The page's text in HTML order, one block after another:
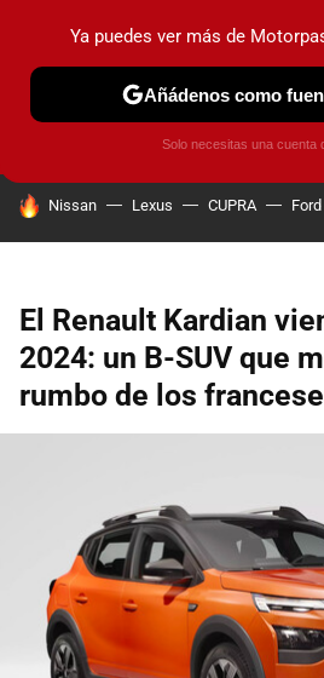
PRUEBAS INDUSTRIA HOY
HOY SE HABLA DE
Nissan Lexus CUPRA Ford
El Renault Kardian
2024: un B-SUV que
rumbo de los
Ya puedes ver más de
Añádenos como
Solo necesitas una cuenta